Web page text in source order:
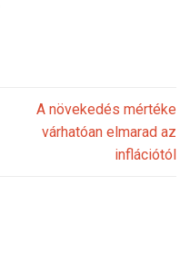
A növekedés mértéke
várhatóan elmarad az
inflációtól